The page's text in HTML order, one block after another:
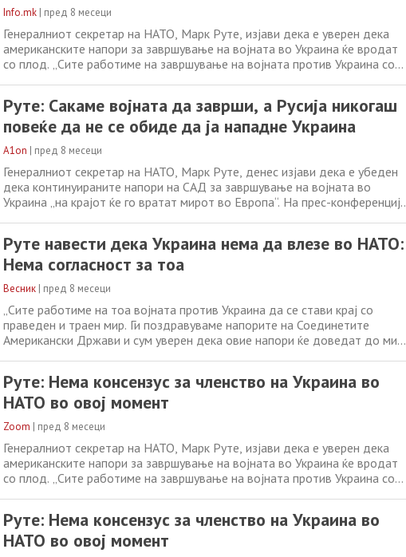
Info.mk | пред 8 месеци
Генералниот секретар на НАТО, Марк Руте, изјави дека е уверен дека
американските напори за завршување на војната во Украина ќе вродат
со плод. „Сите работиме на завршување на војната против Украина со
во Европа“, рече Руте
Руте: Сакаме војната да заврши, а Русија никогаш
повеќе да не се обиде да ја нападне Украина
A1on | пред 8 месеци
Генералниот секретар на НАТО, Марк Руте, денес изјави дека е убеден
дека континуираните напори на САД за завршување на војната во
Украина „на крајот ќе го вратат мирот во Европа“. На прес-конференција
цивилната инфраструктура“ во
Руте навести дека Украина нема да влезе во НАТО:
Нема согласност за тоа
Весник | пред 8 месеци
„Сите работиме на тоа војната против Украина да се стави крај со
праведен и траен мир. Ги поздравуваме напорите на Соединетите
Американски Држави и сум уверен дека овие напори ќе доведат до мир
американскиот претседател Доналд
Руте: Нема консензус за членство на Украина во
НАТО во овој момент
Zoom | пред 8 месеци
Генералниот секретар на НАТО, Марк Руте, изјави дека е уверен дека
американските напори за завршување на војната во Украина ќе вродат
со плод. „Сите работиме на завршување на војната против Украина со
во Европа“, рече Руте
Руте: Нема консензус за членство на Украина во
НАТО во овој момент